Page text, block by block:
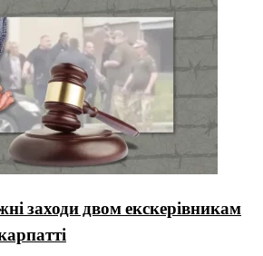
заходи двом екскерівникам